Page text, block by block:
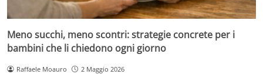
Meno succhi, meno scontri: strategie concrete per i
bambini che li chiedono ogni giorno
Raffaele Moauro 2 Maggio 2026